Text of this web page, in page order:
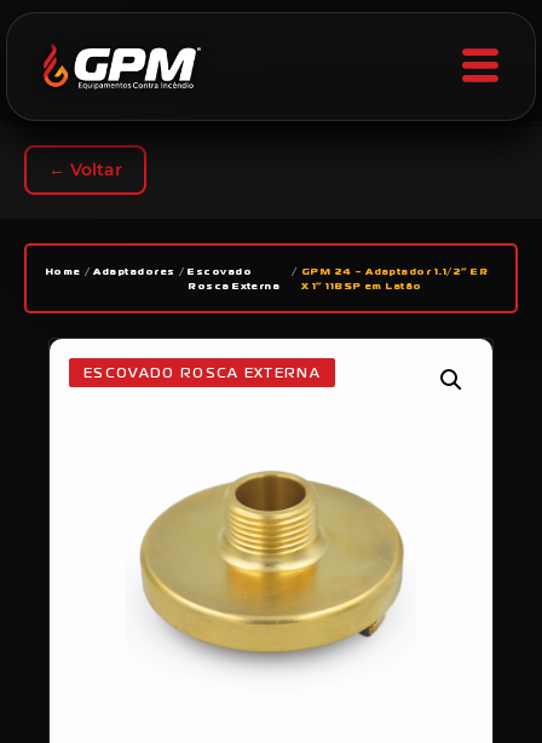
← Voltar
Home / Adaptadores / Escovado
Rosca Externa
/ GPM 24 – Adaptador 1.1/2” ER
X 1” 11BSP em Latão
ESCOVADO ROSCA EXTERNA